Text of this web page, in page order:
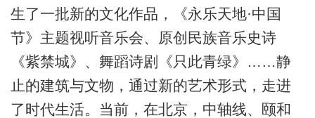
生了一批新的文化作品，《永乐天地·中国
节》主题视听音乐会、原创民族音乐史诗
《紫禁城》、舞蹈诗剧《只此青绿》……静
止的建筑与文物，通过新的艺术形式，走进
了时代生活。当前，在北京，中轴线、颐和